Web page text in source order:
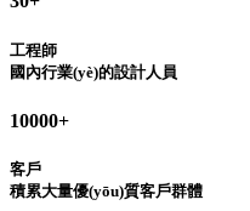
工程師
國內行業(yè)的設計人員
10000+
客戶
積累大量優(yōu)質客戶群體